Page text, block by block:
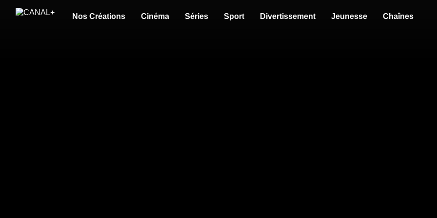
Nos Créations Cinéma Séries Sport Divertissement Jeunesse Chaînes